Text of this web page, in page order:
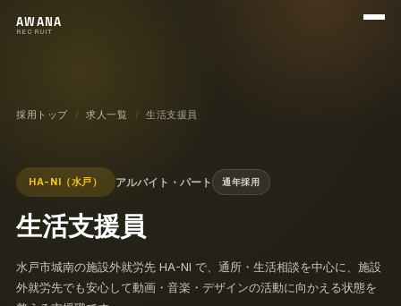
AWANA
RECRUIT メニ
採用トップ 求人一覧 生活支援員
HA-NI（水戸） アルバイト・パート 通年採用
生活支援員
水戸市城南の施設外就労先 HA-NI で、通所・生活相談を中心に、施設
外就労先でも安心して動画・音楽・デザインの活動に向かえる状態を